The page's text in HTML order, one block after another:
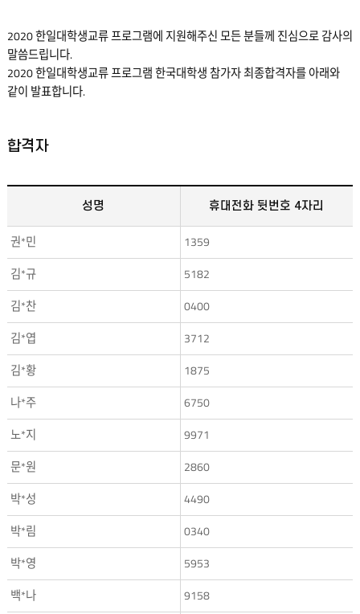
2020 한일대학생교류 프로그램에 지원해주신 모든 분들께 진심으로 감사의
말씀드립니다.
2020 한일대학생교류 프로그램 한국대학생 참가자 최종합격자를 아래와
같이 발표합니다.
합격자
성명 휴대전화 뒷번호 4자리
권*민
1359
김*규
5182
김*찬
0400
김*엽
3712
김*황
1875
나*주
6750
노*지
9971
문*원
2860
박*성
4490
박*림
0340
박*영
5953
백*나
9158